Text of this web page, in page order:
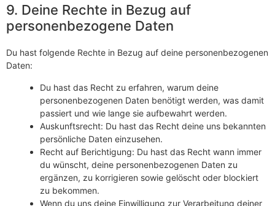
9. Deine Rechte in Bezug auf
personenbezogene Daten
Du hast folgende Rechte in Bezug auf deine personenbezogenen
Daten:
Du hast das Recht zu erfahren, warum deine
personenbezogenen Daten benötigt werden, was damit
passiert und wie lange sie aufbewahrt werden.
Auskunftsrecht: Du hast das Recht deine uns bekannten
persönliche Daten einzusehen.
Recht auf Berichtigung: Du hast das Recht wann immer
du wünscht, deine personenbezogenen Daten zu
ergänzen, zu korrigieren sowie gelöscht oder blockiert
zu bekommen.
Wenn du uns deine Einwilligung zur Verarbeitung deiner